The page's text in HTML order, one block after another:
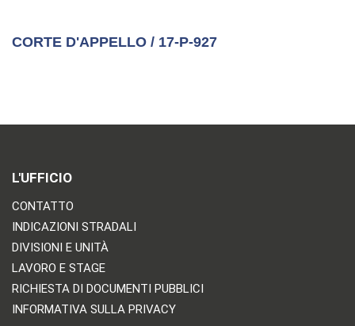
CORTE D'APPELLO / 17-P-927
L'UFFICIO
CONTATTO
INDICAZIONI STRADALI
DIVISIONI E UNITÀ
LAVORO E STAGE
RICHIESTA DI DOCUMENTI PUBBLICI
INFORMATIVA SULLA PRIVACY